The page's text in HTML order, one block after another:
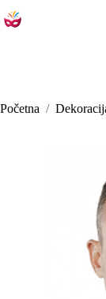
na
Početna /